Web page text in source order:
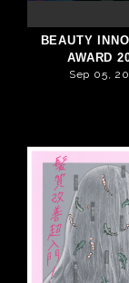
BEAUTY
AWARD
Sep 05,